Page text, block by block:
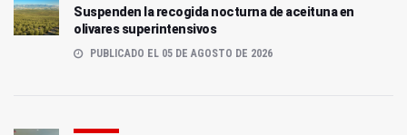
Suspenden la recogida nocturna de aceituna en
olivares superintensivos
PUBLICADO EL 05 DE AGOSTO DE 2026